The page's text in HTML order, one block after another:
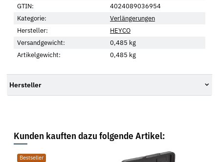
GTIN:
4024089036954
Kategorie:
Verlängerungen
Hersteller:
HEYCO
Versandgewicht:
0,485 kg
Artikelgewicht:
0,485 kg
Hersteller
Kunden kauften dazu folgende Artikel:
Bestseller